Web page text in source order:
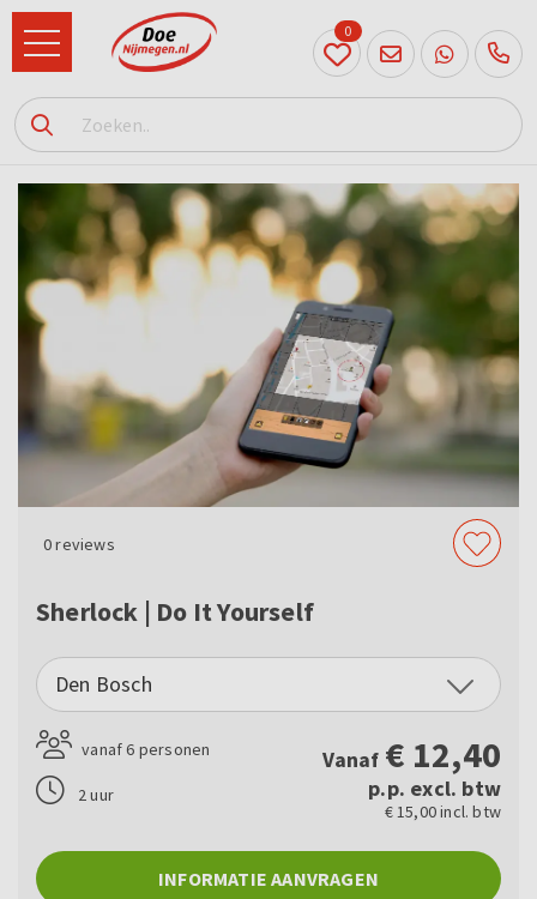
024
204
20 31
0
0reviews
Sherlock | Do It Yourself
Den Bosch
vanaf 6 personen
2 uur
Vanaf € 12,40
p.p. excl. btw
€ 15,00 incl. btw
INFORMATIE AANVRAGEN